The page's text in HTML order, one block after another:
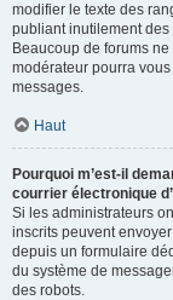
modifier le texte des
publiant inutilement des
Beaucoup de forums
modérateur pourra
messages.
Haut
Pourquoi m’est-il
courrier électronique
Si les administrateurs
inscrits peuvent
depuis un formulaire
du système de
des robots.